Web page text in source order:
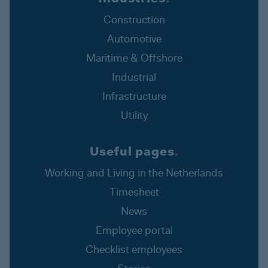
Construction
Automotive
Maritime & Offshore
Industrial
Infrastructure
Utility
Useful pages.
Working and Living in the Netherlands
Timesheet
News
Employee portal
Checklist employees